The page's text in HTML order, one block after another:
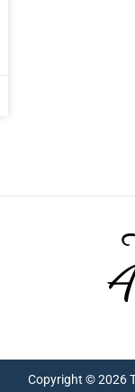
Copyright © 2026